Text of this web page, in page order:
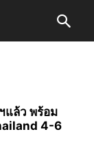
แล้ว พร้อม
4-6